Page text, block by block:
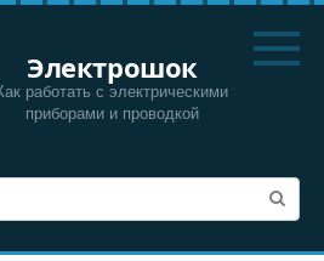
Электрошок
работать с электрическими
приборами и проводкой